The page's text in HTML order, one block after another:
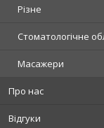
Різне
Стоматологічне
Масажери
Про нас
Відгуки